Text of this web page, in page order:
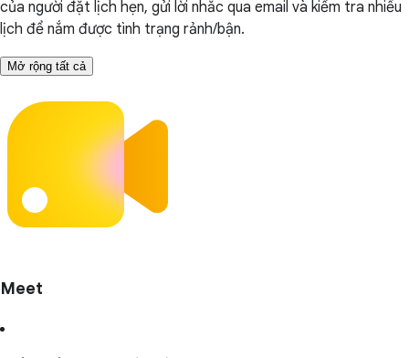
của người đặt lịch hẹn, gửi lời nhắc qua email và kiểm tra nhiều
lịch để nắm được tình trạng rảnh/bận.
Mở rộng tất cả
Meet